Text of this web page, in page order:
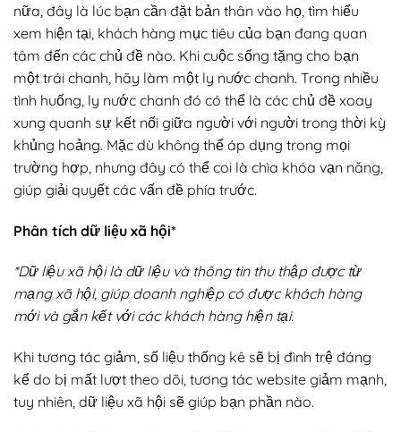
nữa, đây là lúc bạn cần đặt bản thân vào họ, tìm hiểu
xem hiện tại, khách hàng mục tiêu của bạn đang quan
tâm đến các chủ đề nào. Khi cuộc sống tặng cho bạn
một trái chanh, hãy làm một ly nước chanh. Trong nhiều
tình huống, ly nước chanh đó có thể là các chủ đề xoay
xung quanh sự kết nối giữa người với người trong thời kỳ
khủng hoảng. Mặc dù không thể áp dụng trong mọi
trường hợp, nhưng đây có thể coi là chìa khóa vạn năng,
giúp giải quyết các vấn đề phía trước.
Phân tích dữ liệu xã hội*
*Dữ liệu xã hội là dữ liệu và thông tin thu thập được từ
mạng xã hội, giúp doanh nghiệp có được khách hàng
mới và gắn kết với các khách hàng hiện tại.
Khi tương tác giảm, số liệu thống kê sẽ bị đình trệ đáng
kể do bị mất lượt theo dõi, tương tác website giảm mạnh,
tuy nhiên, dữ liệu xã hội sẽ giúp bạn phần nào.